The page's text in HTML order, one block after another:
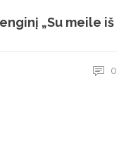
„Su meile iš
0